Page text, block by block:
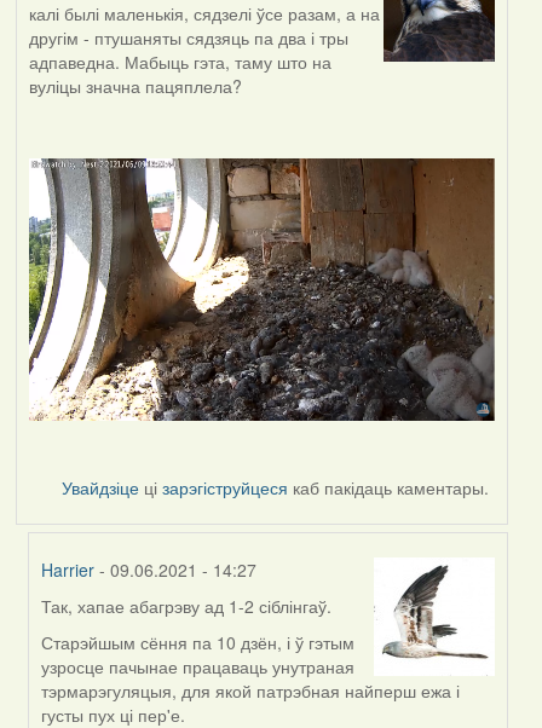
калі былі маленькія, сядзелі ўсе разам, а на
другім - птушаняты сядзяць па два і тры
адпаведна. Мабыць гэта, таму што на
вуліцы значна пацяплела?
Увайдзіце цізарэгіструйцеся каб пакідаць каментары.
Harrier - 09.06.2021 - 14:27
In
reply
to
by
Annika
Так, хапае абагрэву ад 1-2 сіблінгаў.
Старэйшым сёння па 10 дзён, і ў гэтым
узросце пачынае працаваць унутраная
тэрмарэгуляцыя, для якой патрэбная найперш ежа і
густы пух ці пер'е.